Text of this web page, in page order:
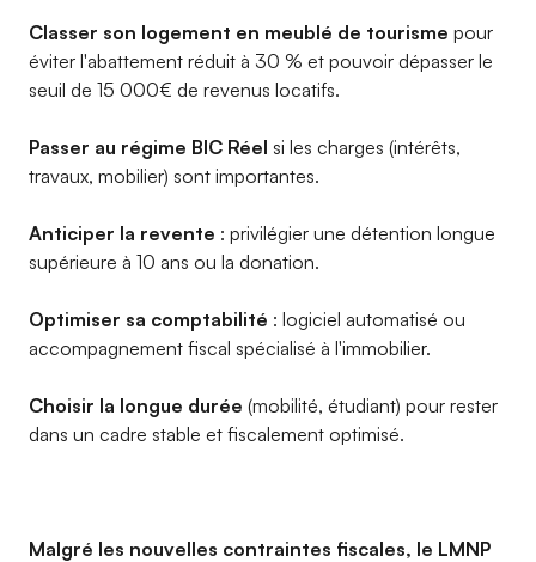
Classer son logement en meublé de tourisme pour
éviter l'abattement réduit à 30 % et pouvoir dépasser le
seuil de 15 000€ de revenus locatifs.
Passer au régime BIC Réel si les charges (intérêts,
travaux, mobilier) sont importantes.
Anticiper la revente : privilégier une détention longue
supérieure à 10 ans ou la donation.
Optimiser sa comptabilité : logiciel automatisé ou
accompagnement fiscal spécialisé à l'immobilier.
Choisir la longue durée (mobilité, étudiant) pour rester
dans un cadre stable et fiscalement optimisé.
Malgré les nouvelles contraintes fiscales, le LMNP